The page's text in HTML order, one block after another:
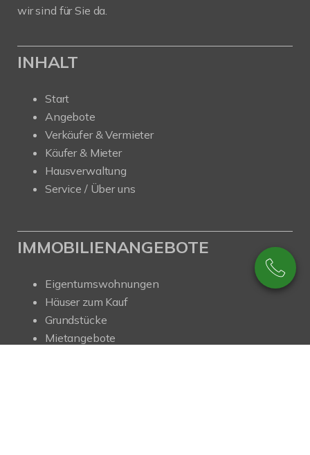
wir sind für Sie da.
INHALT
Start
Angebote
Verkäufer & Vermieter
Käufer & Mieter
Hausverwaltung
Service / Über uns
IMMOBILIENANGEBOTE
Eigentumswohnungen
Häuser zum Kauf
Grundstücke
Mietangebote